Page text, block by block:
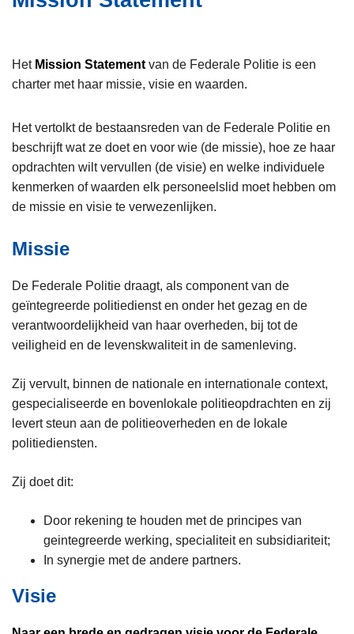
i
Het Mission Statement van de Federale Politie is een
charter met haar missie, visie en waarden.
Het vertolkt de bestaansreden van de Federale Politie en
beschrijft wat ze doet en voor wie (de missie), hoe ze haar
opdrachten wilt vervullen (de visie) en welke individuele
kenmerken of waarden elk personeelslid moet hebben om
de missie en visie te verwezenlijken.
Missie
De Federale Politie draagt, als component van de
geïntegreerde politiedienst en onder het gezag en de
verantwoordelijkheid van haar overheden, bij tot de
veiligheid en de levenskwaliteit in de samenleving.
Zij vervult, binnen de nationale en internationale context,
gespecialiseerde en bovenlokale politieopdrachten en zij
levert steun aan de politieoverheden en de lokale
politiediensten.
Zij doet dit:
Door rekening te houden met de principes van
geintegreerde werking, specialiteit en subsidiariteit;
In synergie met de andere partners.
Visie